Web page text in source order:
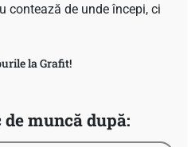
contează de unde începi, ci
la Grafit!
muncă după: